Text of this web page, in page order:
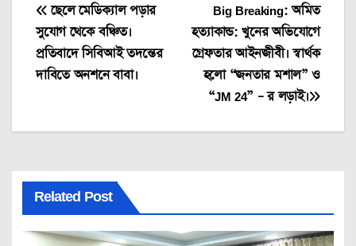
Post
navigation
Big Breaking: অমিত
হত্যাকান্ড: খুনের অভিযোগে
গ্রেফতার আইনজীবী। স্বার্থক
হলো “জনতার মশাল” ও
“JM 24” – র লড়াই।
ছেলে মেডিক্যাল পড়ার
সুযোগ থেকে বঞ্চিত।
প্রতিবাদে সিবিআই তদন্তের
দাবিতে অনশনে বাবা।
Related Post